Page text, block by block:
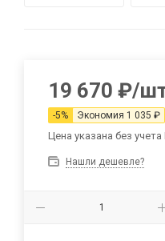
19 670 ₽/
-5% Экономия 1 035 ₽
Цена указана без
Нашли дешевле?